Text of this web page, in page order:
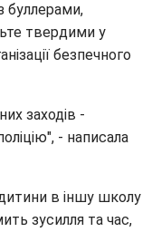
буллерами,
твердими у
безпечного
заходів -
- написала
в іншу школу
зусилля та час,